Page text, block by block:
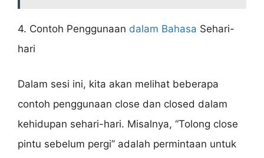
4. Contoh Penggunaan dalam Bahasa Sehari-
hari
Dalam sesi ini, kita akan melihat beberapa
contoh penggunaan close dan closed dalam
kehidupan sehari-hari. Misalnya, “Tolong close
pintu sebelum pergi” adalah permintaan untuk